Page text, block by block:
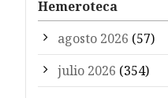
Hemeroteca
agosto 2026 (57)
julio 2026 (354)